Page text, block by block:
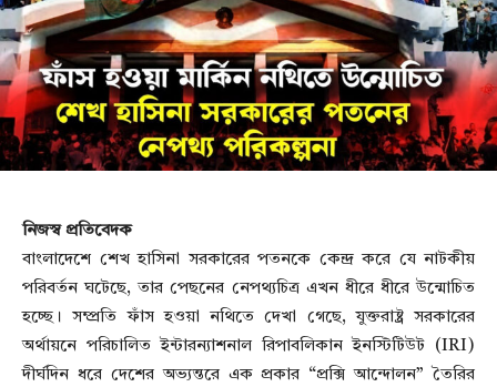
নিজস্ব প্রতিবেদক
বাংলাদেশে শেখ হাসিনা সরকারের পতনকে কেন্দ্র করে যে নাটকীয়
পরিবর্তন ঘটেছে, তার পেছনের নেপথ্যচিত্র এখন ধীরে ধীরে উন্মোচিত
হচ্ছে। সম্প্রতি ফাঁস হওয়া নথিতে দেখা গেছে, যুক্তরাষ্ট্র সরকারের
অর্থায়নে পরিচালিত ইন্টারন্যাশনাল রিপাবলিকান ইনস্টিটিউট (IRI)
দীর্ঘদিন ধরে দেশের অভ্যন্তরে এক প্রকার “প্রক্সি আন্দোলন” তৈরির